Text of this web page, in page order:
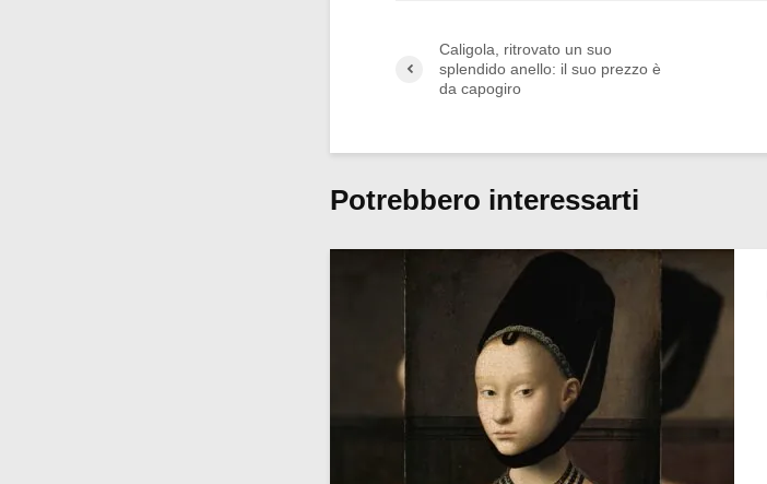
Caligola, ritrovato un suo
splendido anello: il suo prezzo è
da capogiro
Potrebbero interessarti